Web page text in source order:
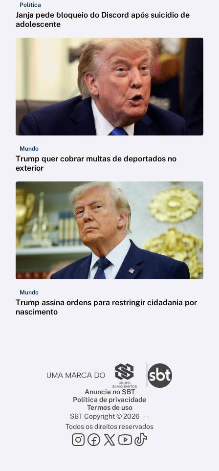
Política
Janja pede bloqueio do Discord após suicídio de
adolescente
Mundo
Trump quer cobrar multas de deportados no
exterior
Mundo
Trump assina ordens para restringir cidadania por
nascimento
Anuncie no SBT
Política de privacidade
Termos de uso
SBT Copyright © 2026 —
Todos os direitos reservados